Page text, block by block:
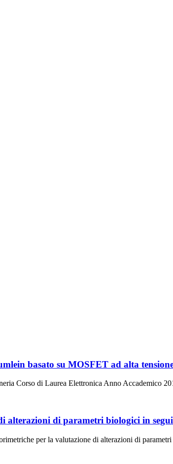
basato su MOSFET ad alta
Corso di Laurea Elettronica Anno Accademico
alterazioni di parametri biologici in
per la valutazione di alterazioni di